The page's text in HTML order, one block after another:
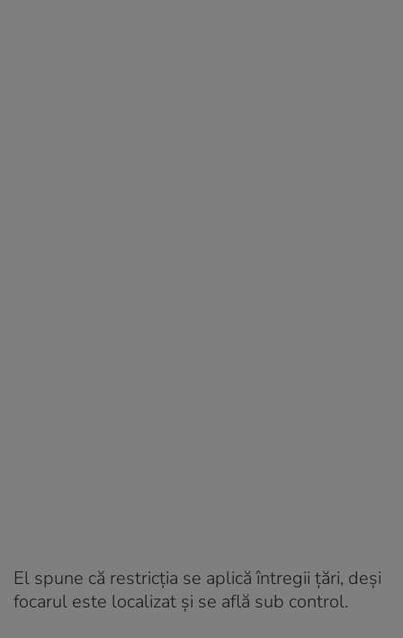
El spune că restricția se aplică întregii țări, deși
focarul este localizat și se află sub control.